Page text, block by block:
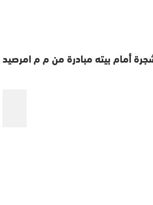
أمام بيته مبادرة من م م امرصيد